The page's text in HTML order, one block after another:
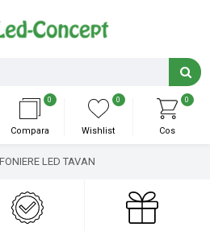
0
Cos
0
Wishlist
0
Compara
LED TAVAN